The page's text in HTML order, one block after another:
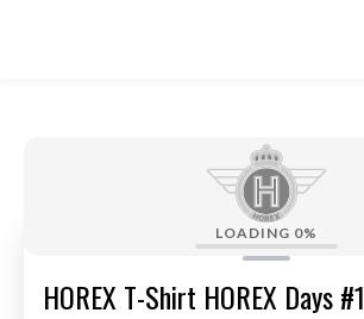
LOADING 0%
HOREX T-Shirt HOREX Days #1